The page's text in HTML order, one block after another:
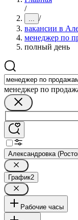
/
... /
вакансии в
менеджер по
полный день
менеджер по
Александровка
График2
Рабочие часы